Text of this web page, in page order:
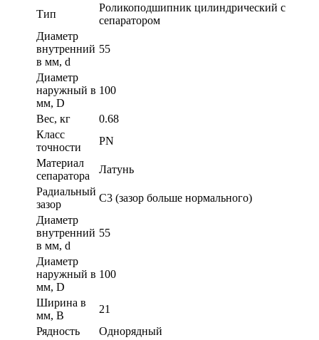
Тип
Роликоподшипник цилиндрический с
сепаратором
Диаметр
внутренний
в мм, d
55
Диаметр
наружный в
мм, D
100
Вес, кг
0.68
Класс
точности
PN
Материал
сепаратора
Латунь
Радиальный
зазор
C3 (зазор больше нормального)
Диаметр
внутренний
в мм, d
55
Диаметр
наружный в
мм, D
100
Ширина в
мм, B
21
Рядность
Однорядный